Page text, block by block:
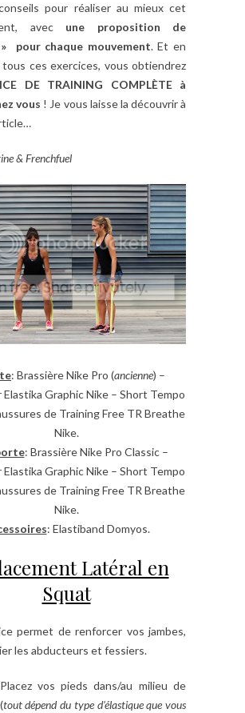
pour réaliser au mieux cet
avec une proposition de
pour chaque mouvement. Et en
ces exercices, vous obtiendrez
DE TRAINING COMPLÈTE à
vous ! Je vous laisse la découvrir à
& Frenchfuel
: Brassière Nike Pro (ancienne) –
Graphic Nike – Short Tempo
de Training Free TR Breathe
Nike.
: Brassière Nike Pro Classic –
Graphic Nike – Short Tempo
de Training Free TR Breathe
Nike.
: Elastiband Domyos.
Latéral en
Squat
permet de renforcer vos jambes,
les abducteurs et fessiers.
vos pieds dans/au milieu de
tout dépend du type d’élastique que vous